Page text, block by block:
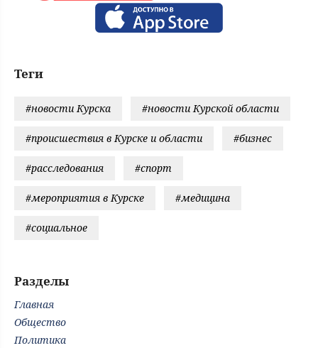
Теги
#новости Курска #новости Курской области
#происшествия в Курске и области #бизнес
#расследования #спорт
#мероприятия в Курске #медицина
#социальное
Разделы
Главная
Общество
Политика